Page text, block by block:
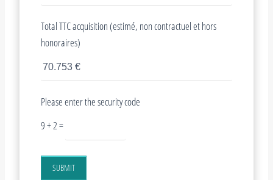
Total TTC acquisition (estimé, non contractuel et hors
honoraires)
Please enter the security code
9 + 2 =
SUBMIT